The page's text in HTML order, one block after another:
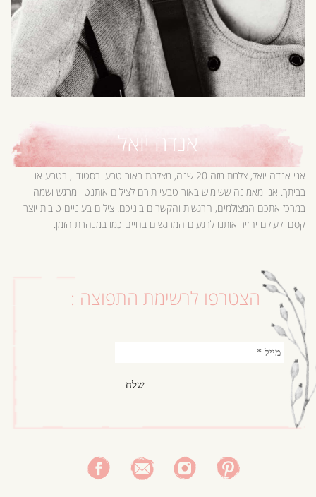
אנדה יואל
אני אנדה יואל, צלמת מזה 20 שנה, מצלמת באור טבעי בסטודיו, בטבע או
בביתך. אני מאמינה ששימוש באור טבעי תורם לצילום אותנטי ומרגש ושמה
במרכז אתכם המצולמים, הרגשות והקשרים ביניכם. צילום בעיניים טובות יוצר
קסם ולעולם יחזיר אותנו לרגעים המרגשים בחיים כמו במנהרת הזמן.
הצטרפו לרשימת התפוצה :